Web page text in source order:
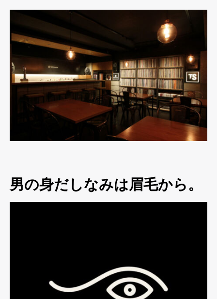
男の身だしなみは眉毛から。